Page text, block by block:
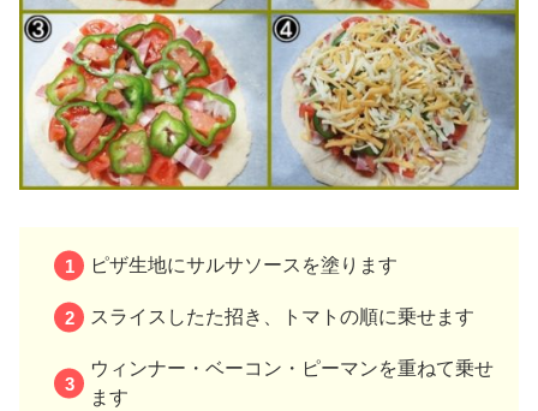
ピザ生地にサルサソースを塗ります
スライスしたた招き、トマトの順に乗せます
ウィンナー・ベーコン・ピーマンを重ねて乗せ
ます